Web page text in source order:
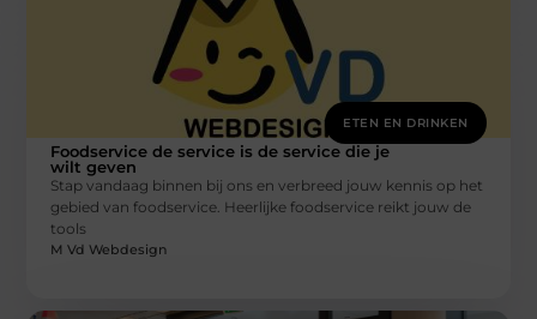
ETEN EN DRINKEN
Foodservice de service is de service die je
wilt geven
Stap vandaag binnen bij ons en verbreed jouw kennis op het
gebied van foodservice. Heerlijke foodservice reikt jouw de
tools
M Vd Webdesign